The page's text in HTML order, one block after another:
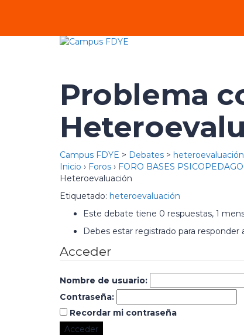
Problema
Campus FDYE > Debates > heteroevaluación
Inicio › Foros › FORO BASES
Heteroevaluación
Etiquetado: heteroevaluación
Este debate tiene 0 respuestas, 1
Debes estar registrado para responder
Acceder
Nombre de usuario:
Contraseña:
Recordar mi contraseña
Acceder